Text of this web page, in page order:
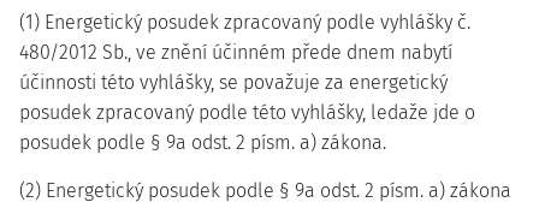
(1) Energetický posudek zpracovaný podle vyhlášky č.
480/2012 Sb., ve znění účinném přede dnem nabytí
účinnosti této vyhlášky, se považuje za energetický
posudek zpracovaný podle této vyhlášky, ledaže jde o
posudek podle § 9a odst. 2 písm. a) zákona.
(2) Energetický posudek podle § 9a odst. 2 písm. a) zákona